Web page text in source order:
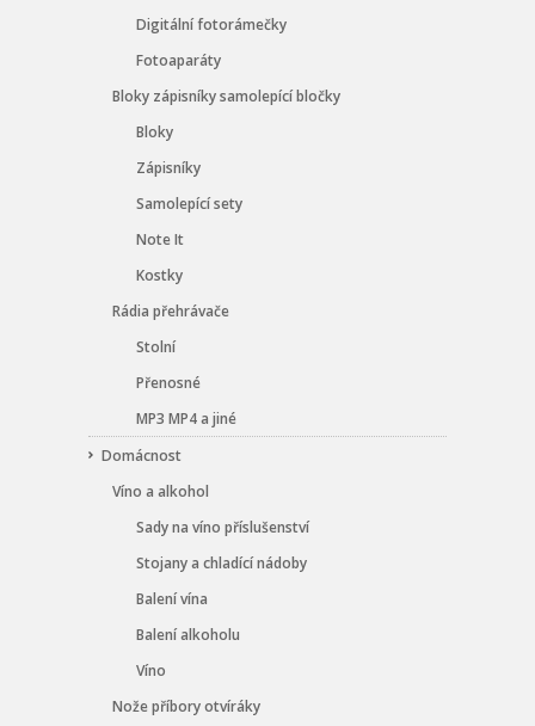
Digitální fotorámečky
Fotoaparáty
Bloky zápisníky samolepící bločky
Bloky
Zápisníky
Samolepící sety
Note It
Kostky
Rádia přehrávače
Stolní
Přenosné
MP3 MP4 a jiné
Domácnost
Víno a alkohol
Sady na víno příslušenství
Stojany a chladící nádoby
Balení vína
Balení alkoholu
Víno
Nože příbory otvíráky